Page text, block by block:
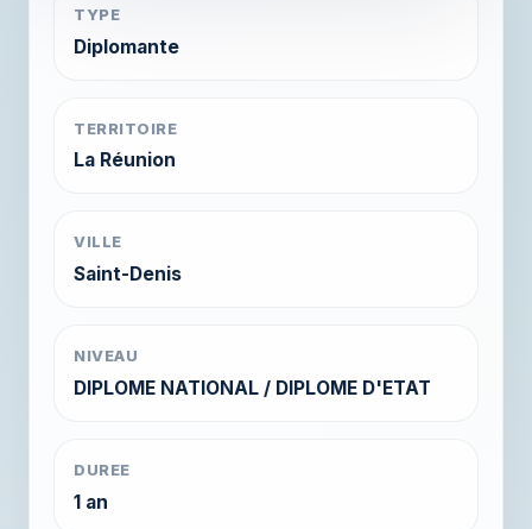
TYPE
Diplomante
TERRITOIRE
La Réunion
VILLE
Saint-Denis
NIVEAU
DIPLOME NATIONAL / DIPLOME D'ETAT
DUREE
1 an